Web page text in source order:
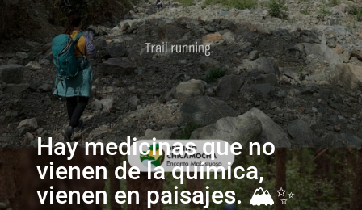
Hay medicinas que no
vienen de la química,
vienen en paisajes. 🏔️✨